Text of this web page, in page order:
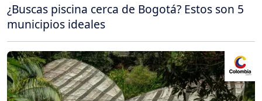
¿Buscas piscina cerca de Bogotá? Estos son 5
municipios ideales